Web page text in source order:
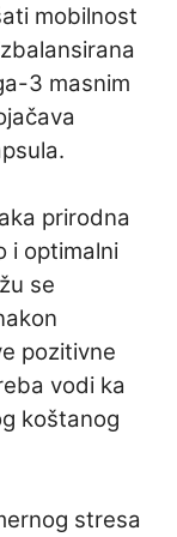
mobilnost
3 masnim
prirodna
i optimalni
se
pozitivne
vodi ka
koštanog
stresa